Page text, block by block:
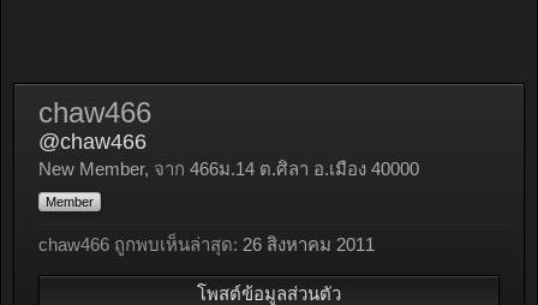
chaw466
@chaw466
New Member, จาก 466ม.14 ต.ศิลา อ.เมือง 40000
Member
chaw466 ถูกพบเห็นล่าสุด: 26 สิงหาคม 2011
โพสต์ข้อมูลส่วนตัว